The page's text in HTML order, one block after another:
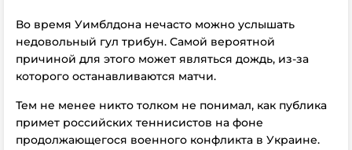
Во время Уимблдона нечасто можно услышать
недовольный гул трибун. Самой вероятной
причиной для этого может являться дождь, из-за
которого останавливаются матчи.
Тем не менее никто толком не понимал, как публика
примет российских теннисистов на фоне
продолжающегося военного конфликта в Украине.